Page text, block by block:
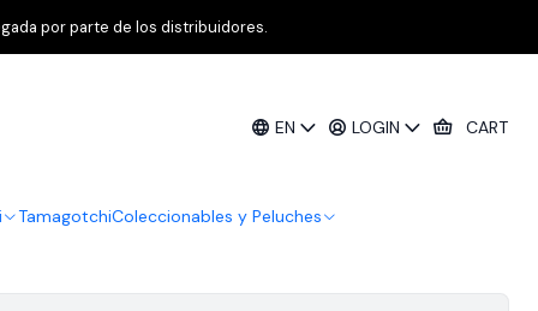
EN LOGIN CART
TamagotchiColeccionables y Peluches
por parte de los distribuidores.
Sticker Collection Gastly Inglés
Mega Evolution – Ascended